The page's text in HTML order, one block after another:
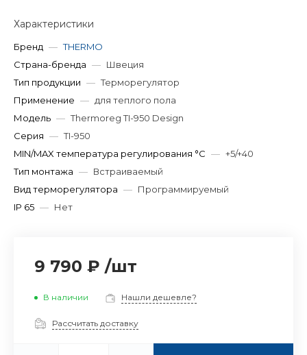
Характеристики
Бренд — THERMO
Страна-бренда — Швеция
Тип продукции — Терморегулятор
Применение — для теплого пола
Модель — Thermoreg TI-950 Design
Серия — TI-950
MIN/MAX температура регулирования °С — +5/+40
Тип монтажа — Встраиваемый
Вид терморегулятора — Программируемый
IP 65 — Нет
9 790 ₽ /шт
В наличии Нашли дешевле?
Рассчитать доставку